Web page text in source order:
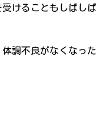
けることもしばしば
調不良がなくなった